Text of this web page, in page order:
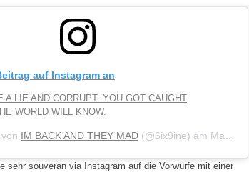
auf Instagram an
A LIE AND CORRUPT. YOU GOT CAUGHT
WORLD WILL KNOW.
IM BACK AND THEY MAD (@6ix9ine) am Mai 18, 2020 um 10:46 PDT
sehr souverän via Instagram auf die Vorwürfe mit einer